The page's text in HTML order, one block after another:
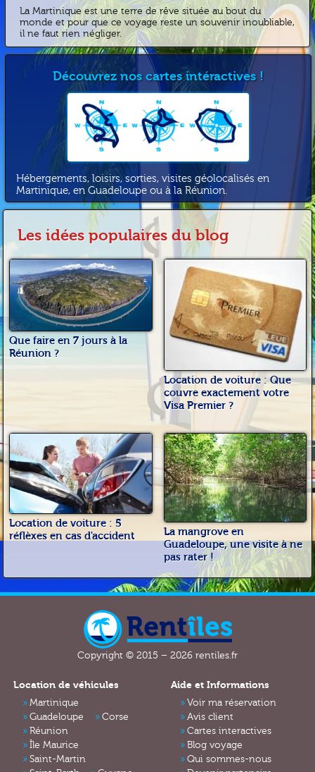
La Martinique est une terre de rêve située au bout du
monde et pour que ce voyage reste un souvenir inoubliable,
il ne faut rien négliger.
Découvrez nos cartes intéractives !
Hébergements, loisirs, sorties, visites géolocalisés en
Martinique, en Guadeloupe ou à la Réunion.
Les idées populaires du blog
Que faire en 7 jours à la
Réunion ?
Location de voiture : Que
couvre exactement votre
Visa Premier ?
Location de voiture : 5
réflèxes en cas d'accident
La mangrove en
Guadeloupe, une visite à ne
pas rater !
Copyright © 2015 – 2026 rentiles.fr
Location de véhicules
Martinique
Guadeloupe
Corse
Réunion
Île Maurice
Saint-Martin
Aide et Informations
Voir ma réservation
Avis client
Cartes interactives
Blog voyage
Qui sommes-nous